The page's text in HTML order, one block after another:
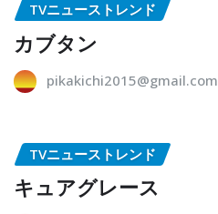
TVニューストレンド
カブタン
pikakichi2015@gmail.com
TVニューストレンド
キュアグレース